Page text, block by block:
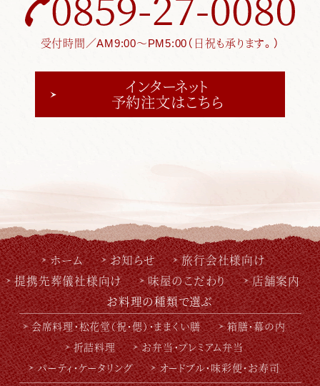
受付時間／AM9:00～PM5:00（日祝も承ります。）
インターネット
予約注文はこちら
ホーム お知らせ
旅行会社様向け
提携先葬儀社様向け
味屋のこだわり
店舗案内
お料理の種類で選ぶ
会席料理・松花堂（祝・偲）・ままくい膳
箱膳・幕の内
折詰料理
お弁当・プレミアム弁当
パーティ・ケータリング
オードブル・味彩便・お寿司